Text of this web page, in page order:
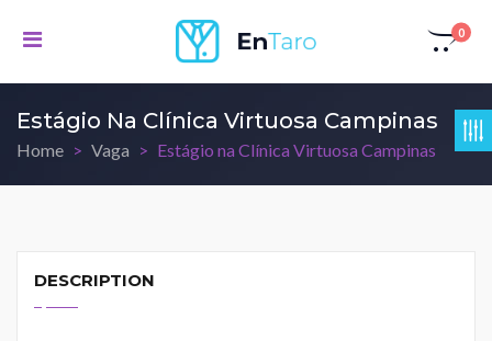
0
Estágio Na Clínica Virtuosa Campinas
Home Vaga Estágio na Clínica Virtuosa Campinas
DESCRIPTION